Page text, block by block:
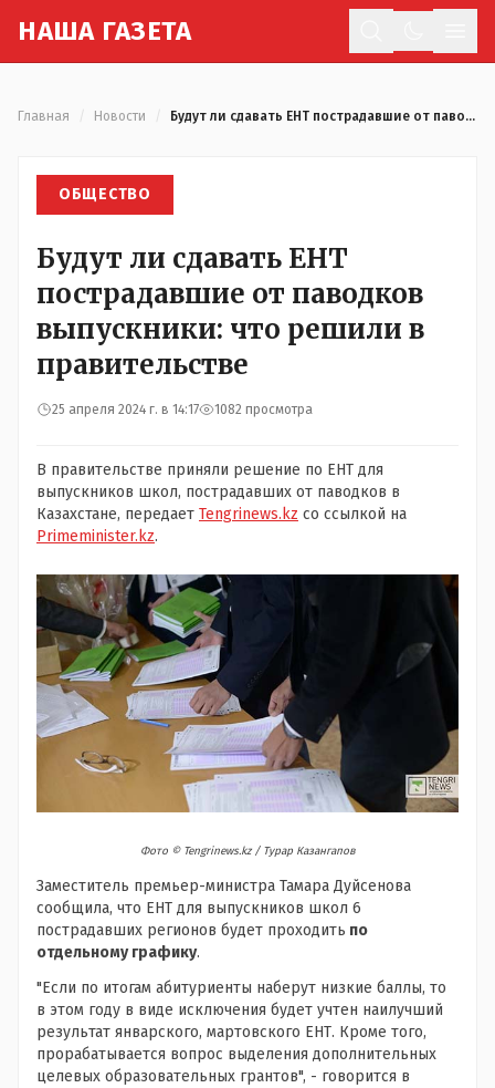
НАША ГАЗЕТА
Главная Новости Будут ли сдавать ЕНТ пострадавшие от паводков выпускники: что решили в правительстве
ОБЩЕСТВО
Будут ли сдавать ЕНТ
пострадавшие от паводков
выпускники: что решили в
правительстве
25 апреля 2024 г. в 14:17 1082 просмотра
В правительстве приняли решение по ЕНТ для
выпускников школ, пострадавших от паводков в
Казахстане, передает Tengrinews.kz со ссылкой на
Primeminister.kz.
Фото ©️ Tengrinews.kz / Турар Казангапов
Заместитель премьер-министра Тамара Дуйсенова
сообщила, что ЕНТ для выпускников школ 6
пострадавших регионов будет проходить по
отдельному графику.
"Если по итогам абитуриенты наберут низкие баллы, то
в этом году в виде исключения будет учтен наилучший
результат январского, мартовского ЕНТ. Кроме того,
прорабатывается вопрос выделения дополнительных
целевых образовательных грантов", - говорится в